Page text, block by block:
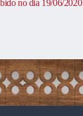
no dia 19/06/2020